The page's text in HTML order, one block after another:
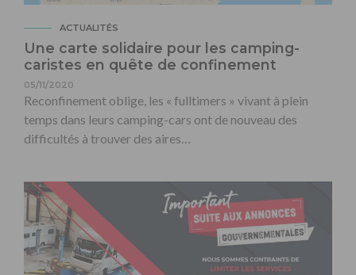
ACTUALITÉS
Une carte solidaire pour les camping-
caristes en quête de confinement
05/11/2020
Reconfinement oblige, les « fulltimers » vivant à plein
temps dans leurs camping-cars ont de nouveau des
difficultés à trouver des aires…